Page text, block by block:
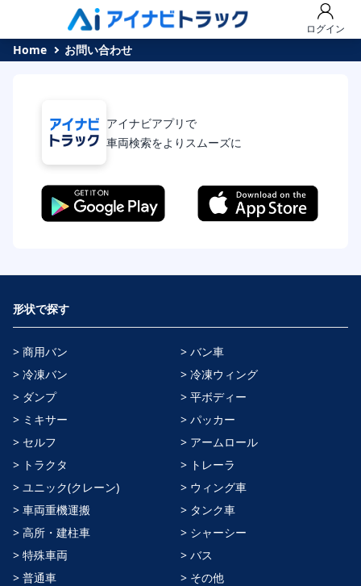
ログイン
Home お問い合わせ
アイナビアプリで
車両検索をよりスムーズに
形状で探す
> 商用バン
> バン車
> 冷凍バン
> 冷凍ウィング
> ダンプ
> 平ボディー
> ミキサー
> パッカー
> セルフ
> アームロール
> トラクタ
> トレーラ
> ユニック(クレーン)
> ウィング車
> 車両重機運搬
> タンク車
> 高所・建柱車
> シャーシー
> 特殊車両
> バス
> 普通車
> その他